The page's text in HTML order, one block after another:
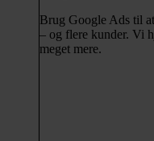
Brug Google Ads til
– og flere kunder. Vi
meget mere.